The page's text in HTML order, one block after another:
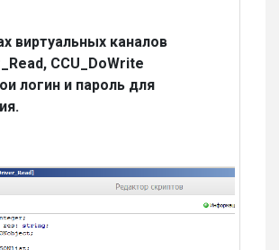
виртуальных каналов
CCU_DoWrite
логин и пароль для